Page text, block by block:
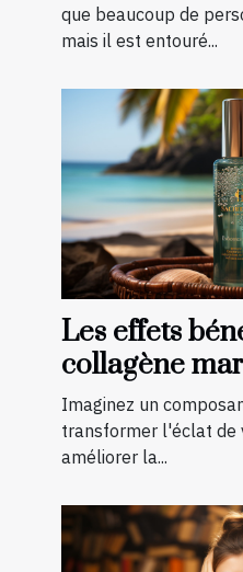
que beaucoup de
mais il est entouré...
Les effets
collagène
une
découvrir
Imaginez un
transformer l'éclat de
améliorer la...